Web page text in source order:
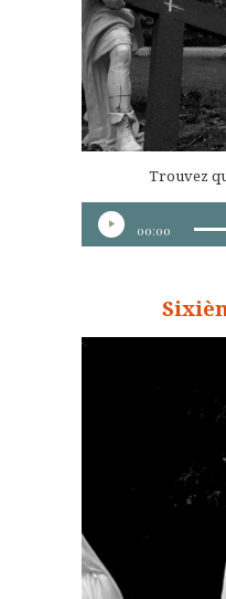
Trouvez
Lecteur
audio
00:00